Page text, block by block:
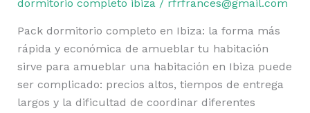
dormitorio completo ibiza/ rfrfrances@gmail.com
Pack dormitorio completo en Ibiza: la forma más
rápida y económica de amueblar tu habitación
sirve para amueblar una habitación en Ibiza puede
ser complicado: precios altos, tiempos de entrega
largos y la dificultad de coordinar diferentes